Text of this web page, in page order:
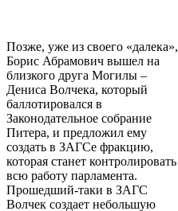
Позже, уже из своего «далека»,
Борис Абрамович вышел на
близкого друга Могилы –
Дениса Волчека, который
баллотировался в
Законодательное собрание
Питера, и предложил ему
создать в ЗАГСе фракцию,
которая станет контролировать
всю работу парламента.
Прошедший-таки в ЗАГС
Волчек создает небольшую